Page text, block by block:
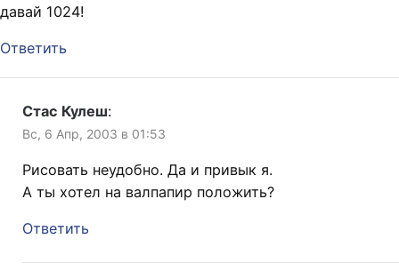
давай 1024!
Ответить
Стас Кулеш:
Вс, 6 Апр, 2003 в 01:53
Рисовать неудобно. Да и привык я.
А ты хотел на валпапир положить?
Ответить